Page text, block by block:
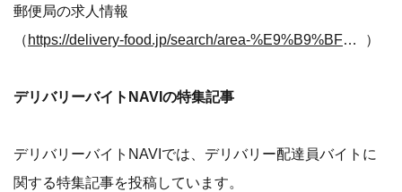
郵便局の求人情報
（
https://delivery-food.jp/search/area-%E9%B9%BF%E5%85%90%E5%B7%9D%E7%9C%8C/service-%E9%83%B5%E4%BE%BF%E5%B1%80 ）
デリバリーバイトNAVIの特集記事
デリバリーバイトNAVIでは、デリバリー配達員バイトに
関する特集記事を投稿しています。